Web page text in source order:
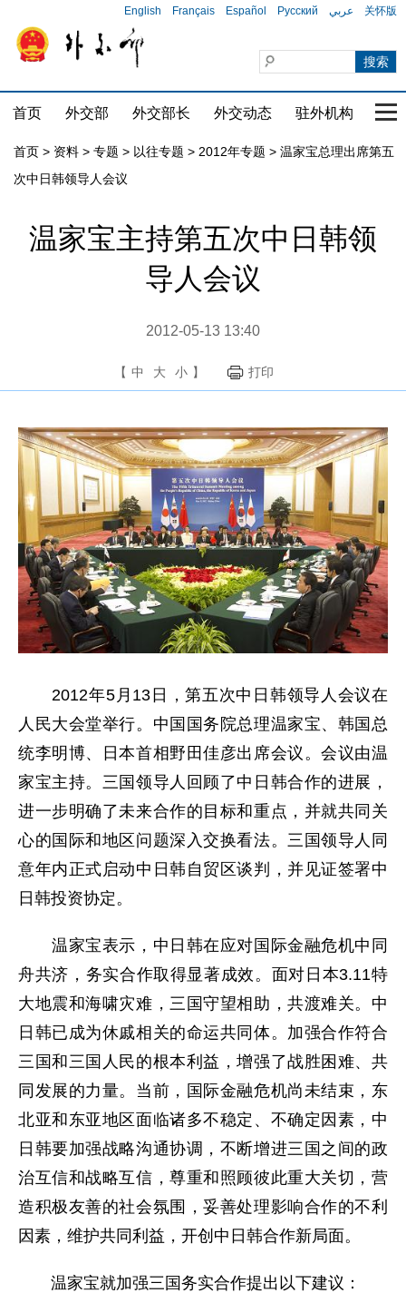
English Français Español Русский عربي 关怀版
首页 外交部 外交部长 外交动态 驻外机构 国
首页 > 资料 > 专题 > 以往专题 > 2012年专题 > 温家宝总理出席第五
次中日韩领导人会议
温家宝主持第五次中日韩领
导人会议
2012-05-13 13:40
【 中 大 小 】 打印
2012年5月13日，第五次中日韩领导人会议在
人民大会堂举行。中国国务院总理温家宝、韩国总
统李明博、日本首相野田佳彦出席会议。会议由温
家宝主持。三国领导人回顾了中日韩合作的进展，
进一步明确了未来合作的目标和重点，并就共同关
心的国际和地区问题深入交换看法。三国领导人同
意年内正式启动中日韩自贸区谈判，并见证签署中
日韩投资协定。
温家宝表示，中日韩在应对国际金融危机中同
舟共济，务实合作取得显著成效。面对日本3.11特
大地震和海啸灾难，三国守望相助，共渡难关。中
日韩已成为休戚相关的命运共同体。加强合作符合
三国和三国人民的根本利益，增强了战胜困难、共
同发展的力量。当前，国际金融危机尚未结束，东
北亚和东亚地区面临诸多不稳定、不确定因素，中
日韩要加强战略沟通协调，不断增进三国之间的政
治互信和战略互信，尊重和照顾彼此重大关切，营
造积极友善的社会氛围，妥善处理影响合作的不利
因素，维护共同利益，开创中日韩合作新局面。
温家宝就加强三国务实合作提出以下建议：